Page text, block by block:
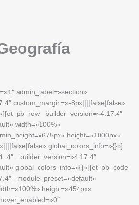
admin_label=»section»
custom_margin=»-8px||||false|false»
_builder_version=»4.17.4″
width=»100%»
height=»1000px»
global_colors_info=»{}»]
_builder_version=»4.17.4″
global_colors_info=»{}»][et_pb_code
_module_preset=»default»
height=»454px»